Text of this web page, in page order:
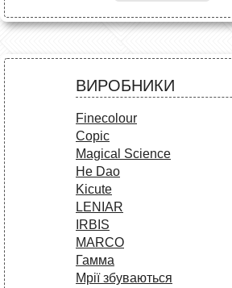
ВИРОБНИКИ
Finecolour
Copic
Magical Science
He Dao
Kicute
LENIAR
IRBIS
MARCO
Гамма
Мрії збуваються